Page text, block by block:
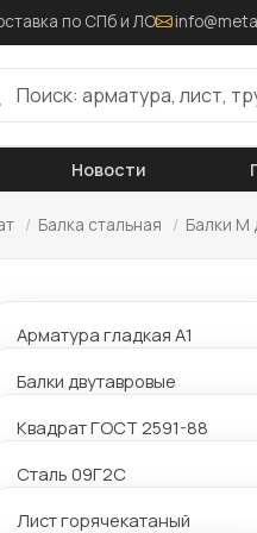
по СПб и ЛО
Новости
/ Балка стальная / Балки М
Арматура гладкая А1
Арматура рифленая А3
Арматура АТ800
Балки двутавровые
Балки Б двутавровые
Балки К двутавровые
Балки Ш двутавровые
Квадрат ГОСТ 2591-88
Сталь 09Г2С
Сталь 20
Лист горячекатаный
Балка 30М
Компания
. В
двутавровая по
заявку или связаться
сделаем для Вас